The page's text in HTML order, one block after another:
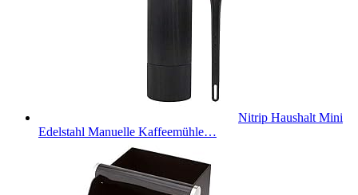
Nitrip Haushalt Mini
Edelstahl Manuelle Kaffeemühle…